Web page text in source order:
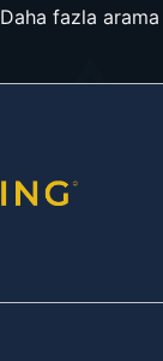
Daha fazla